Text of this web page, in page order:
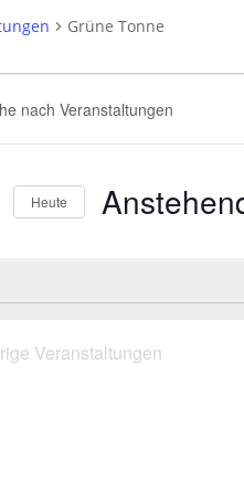
Grüne Tonne
Heute
Veranstaltungen